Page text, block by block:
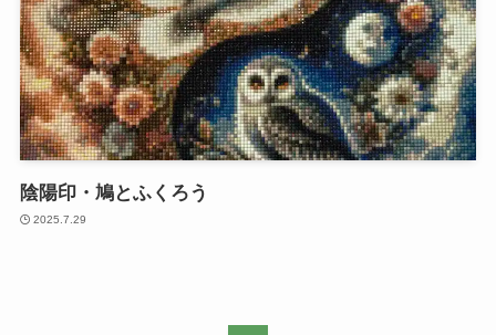
陰陽印・鳩とふくろう
2025.7.29